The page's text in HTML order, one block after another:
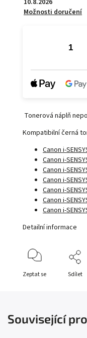
10.8.2026
Možnosti doručení
Tonerová náplň
Kompatibilní černá
Canon i-
Canon i-
Canon i-
Canon i-
Canon i-
Canon i-
Canon i-
Detailní informace
Zeptat se Sdílet
Související